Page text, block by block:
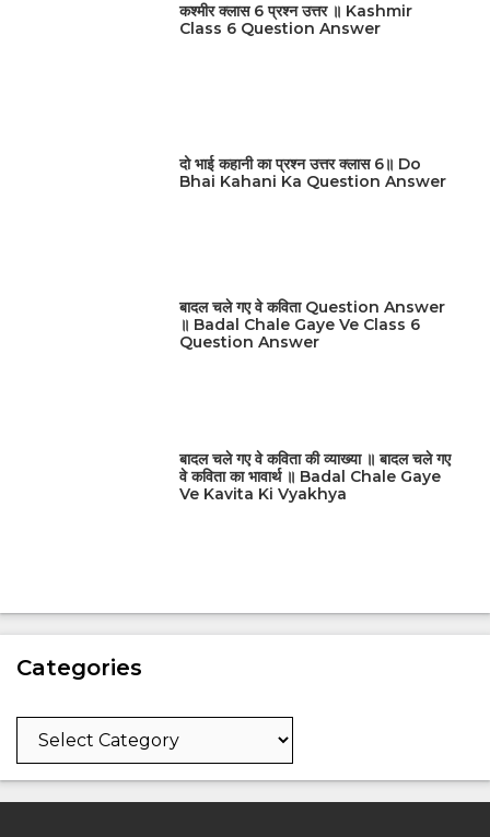
कश्मीर क्लास 6 प्रश्न उत्तर ॥ Kashmir
Class 6 Question Answer
दो भाई कहानी का प्रश्न उत्तर क्लास 6॥ Do
Bhai Kahani Ka Question Answer
बादल चले गए वे कविता Question Answer
॥ Badal Chale Gaye Ve Class 6
Question Answer
बादल चले गए वे कविता की व्याख्या ॥ बादल चले गए
वे कविता का भावार्थ ॥ Badal Chale Gaye
Ve Kavita Ki Vyakhya
Categories
Categories